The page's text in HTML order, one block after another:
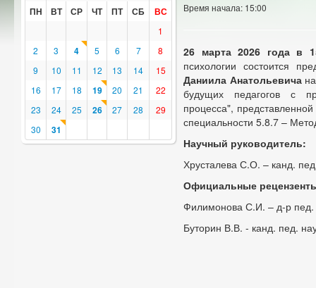
ПН ВТ СР ЧТ ПТ СБ ВС
1
2
3 4 5 6 7
8
9
10 11 12 13 14
15
16
17 18 19 20 21
22
23
24 25 26 27 28
29
30
31
Время начала: 15:00
26 марта 2026 года в
психологии состоится
Даниила Анатольевичана
будущих педагогов с
процесса",
специальности 5.8.7 –
Научный руководитель:
Хрусталева С.О. – канд.
Официальные
Филимонова С.И. – д-р пед.
Буторин В.В. - канд. пед.